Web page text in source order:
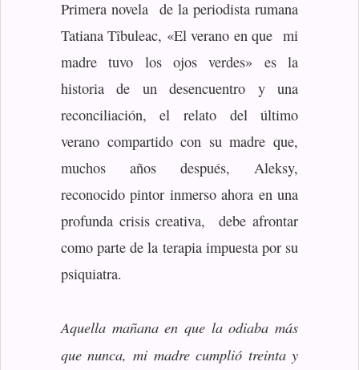
Primera novela de la periodista rumana
Tatiana Tîbuleac, «El verano en que mi
madre tuvo los ojos verdes» es la
historia de un desencuentro y una
reconciliación, el relato del último
verano compartido con su madre que,
muchos años después, Aleksy,
reconocido pintor inmerso ahora en una
profunda crisis creativa, debe afrontar
como parte de la terapia impuesta por su
psiquiatra.
Aquella mañana en que la odiaba más
que nunca, mi madre cumplió treinta y